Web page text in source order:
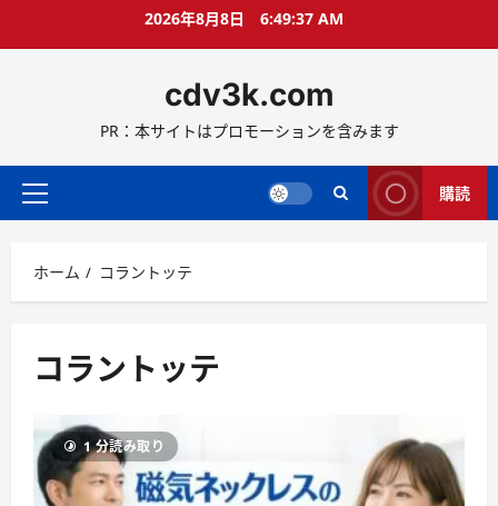
ス
ッ
2026年8月8日 6:49:38 AM
cdv3k.com
PR：本サイトはプロモーションを含みます
メ
メ
ニ
ー
購読
ホーム コラントッテ
コラントッテ
1 分読み取り